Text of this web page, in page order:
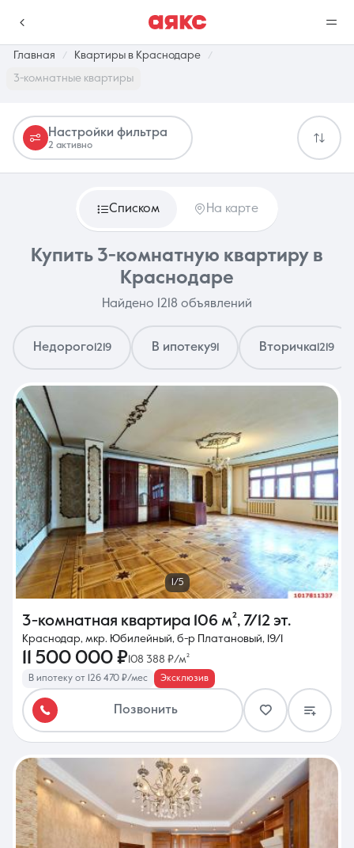
Избранное
0 объявлений 0 объявлений
Недвижимость Услуги
О компании Контакты
8 (861) 297-00-00
Ежедневно с 08:30 до 20:00
Главная Квартиры в Краснодаре
3-комнатные квартиры
Настройки фильтра
2 активно
Списком На карте
Купить 3-комнатную квартиру в
Краснодаре
Найдено 1218 объявлений
Недорого1219 В ипотеку91 Вторичка1219
1/5
3-комнатная квартира 106 м², 7/12 эт.
Краснодар, мкр. Юбилейный, б-р Платановый, 19/1
11 500 000 ₽ 108 388 ₽/м²
В ипотеку от 126 470 ₽/мес Эксклюзив
Позвонить